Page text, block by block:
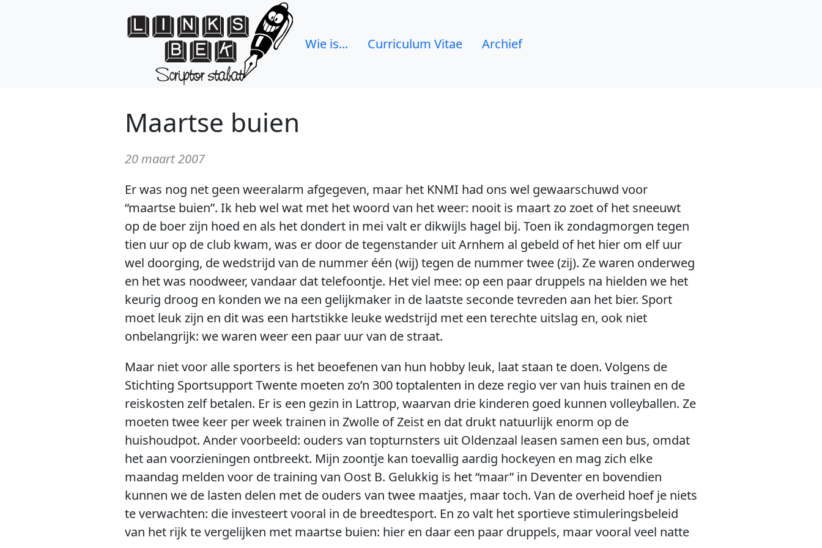
Wie is... Curriculum Vitae Archief
Maartse buien
20 maart 2007
Er was nog net geen weeralarm afgegeven, maar het KNMI had ons wel gewaarschuwd voor
“maartse buien”. Ik heb wel wat met het woord van het weer: nooit is maart zo zoet of het sneeuwt
op de boer zijn hoed en als het dondert in mei valt er dikwijls hagel bij. Toen ik zondagmorgen tegen
tien uur op de club kwam, was er door de tegenstander uit Arnhem al gebeld of het hier om elf uur
wel doorging, de wedstrijd van de nummer één (wij) tegen de nummer twee (zij). Ze waren onderweg
en het was noodweer, vandaar dat telefoontje. Het viel mee: op een paar druppels na hielden we het
keurig droog en konden we na een gelijkmaker in de laatste seconde tevreden aan het bier. Sport
moet leuk zijn en dit was een hartstikke leuke wedstrijd met een terechte uitslag en, ook niet
onbelangrijk: we waren weer een paar uur van de straat.
Maar niet voor alle sporters is het beoefenen van hun hobby leuk, laat staan te doen. Volgens de
Stichting Sportsupport Twente moeten zo’n 300 toptalenten in deze regio ver van huis trainen en de
reiskosten zelf betalen. Er is een gezin in Lattrop, waarvan drie kinderen goed kunnen volleyballen. Ze
moeten twee keer per week trainen in Zwolle of Zeist en dat drukt natuurlijk enorm op de
huishoudpot. Ander voorbeeld: ouders van topturnsters uit Oldenzaal leasen samen een bus, omdat
het aan voorzieningen ontbreekt. Mijn zoontje kan toevallig aardig hockeyen en mag zich elke
maandag melden voor de training van Oost B. Gelukkig is het “maar” in Deventer en bovendien
kunnen we de lasten delen met de ouders van twee maatjes, maar toch. Van de overheid hoef je niets
te verwachten: die investeert vooral in de breedtesport. En zo valt het sportieve stimuleringsbeleid
van het rijk te vergelijken met maartse buien: hier en daar een paar druppels, maar vooral veel natte